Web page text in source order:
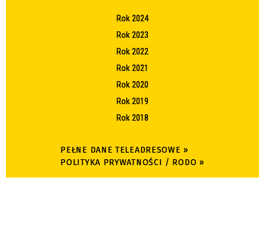
Rok 2024
Rok 2023
Rok 2022
Rok 2021
Rok 2020
Rok 2019
Rok 2018
PEŁNE DANE TELEADRESOWE »
POLITYKA PRYWATNOŚCI / RODO »